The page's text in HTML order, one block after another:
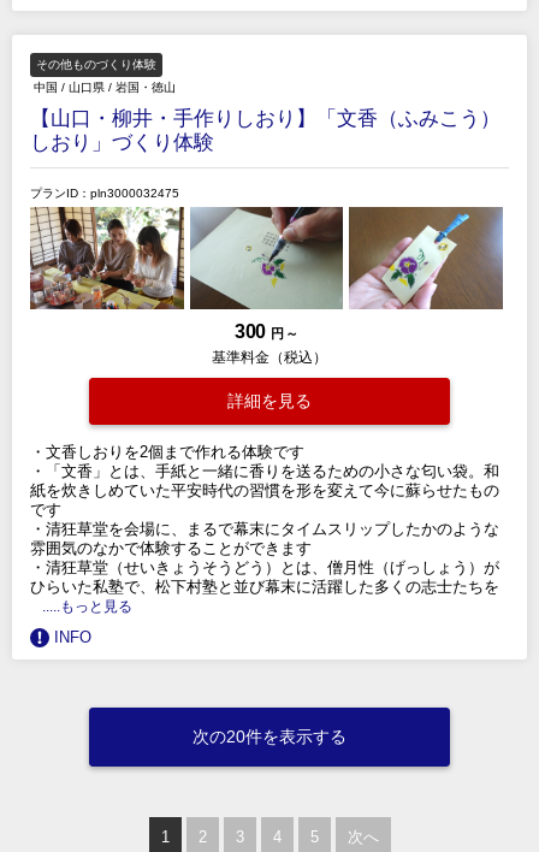
その他ものづくり体験
中国 / 山口県 / 岩国・徳山
【山口・柳井・手作りしおり】「文香（ふみこう）
しおり」づくり体験
プランID：pln3000032475
300 円 ～
基準料金（税込）
詳細を見る
・文香しおりを2個まで作れる体験です
・「文香」とは、手紙と一緒に香りを送るための小さな匂い袋。和
紙を炊きしめていた平安時代の習慣を形を変えて今に蘇らせたもの
です
・清狂草堂を会場に、まるで幕末にタイムスリップしたかのような
雰囲気のなかで体験することができます
・清狂草堂（せいきょうそうどう）とは、僧月性（げっしょう）が
ひらいた私塾で、松下村塾と並び幕末に活躍した多くの志士たちを
.....もっと見る
INFO
次の20件を表示する
1 2 3 4 5 次へ